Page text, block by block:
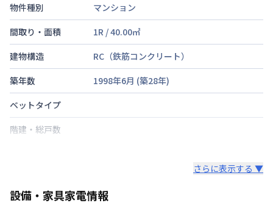
物件種別
マンション
間取り・面積
1R /40.00㎡
建物構造
RC（鉄筋コンクリート）
築年数
1998年6月 (築28年)
ベットタイプ
階建・総戸数
禁煙・喫煙
禁煙
さらに表示する ▼
設備・家具家電情報